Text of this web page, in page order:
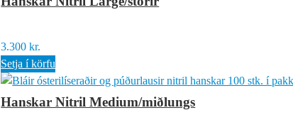
3.300kr.
Setja í körfu
Hanskar Nitril Medium/miðlungs